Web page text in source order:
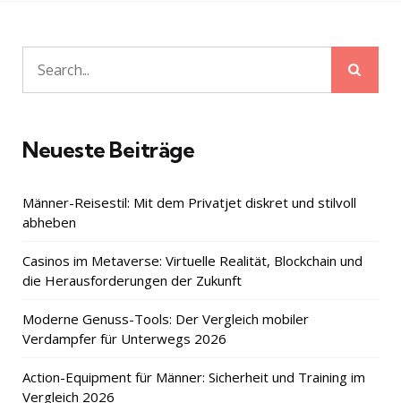
Search
for:
Neueste Beiträge
Männer-Reisestil: Mit dem Privatjet diskret und stilvoll
abheben
Casinos im Metaverse: Virtuelle Realität, Blockchain und
die Herausforderungen der Zukunft
Moderne Genuss-Tools: Der Vergleich mobiler
Verdampfer für Unterwegs 2026
Action-Equipment für Männer: Sicherheit und Training im
Vergleich 2026